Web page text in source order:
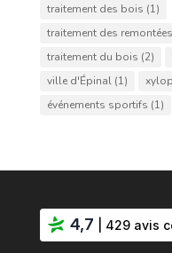
traitement des bois (1)
traitement des
traitement du bois (2)
ville d'Épinal(1)
événements sportifs (1)
4,7 | 429 avis